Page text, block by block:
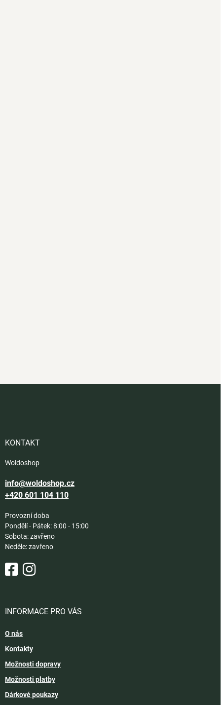
KONTAKT
Woldoshop
info@woldoshop.cz
+420 601 104 110
Provozní doba
Pondělí - Pátek: 8:00 - 15:00
Sobota: zavřeno
Neděle: zavřeno
INFORMACE PRO VÁS
O nás
Kontakty
Možnosti dopravy
Možnosti platby
Dárkové poukazy